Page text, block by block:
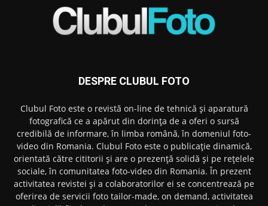
DESPRE CLUBUL FOTO
Clubul Foto este o revistă on-line de tehnică și aparatură
fotografică ce a apărut din dorința de a oferi o sursă
credibilă de informare, în limba română, în domeniul foto-
video din Romania. Clubul Foto este o publicație dinamică,
orientată către cititorii și are o prezență solidă și pe rețelele
sociale, în comunitatea foto-video din Romania. În prezent
activitatea revistei și a colaboratorilor ei se concentrează pe
oferirea de servicii foto tailor-made, on demand, activitatea